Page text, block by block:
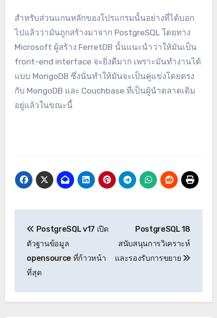
สำหรับส่วนแกนหลักของโปรแกรมนั้นอย่างที่ได้บอก
ไปแล้วว่ามันถูกสร้างมาจาก PostgreSQL โดยทาง
Microsoft ผู้สร้าง FerretDB นั้นแนะนำว่าให้มันเป็น
front-end interface จะยิ่งดีมาก เพราะมันทำงานได้
แบบ MongoDB ซึ่งนั่นทำให้มันจะเป็นคู่แข่งโดยตรง
กับ MongoDB และ Couchbase ที่เป็นผู้นำตลาดเดิม
อยู่แล้วในขณะนี้
PostgreSQL v17 เปิด
ตัวฐานข้อมูล
opensource ที่ก้าวหน้า
ที่สุด
PostgreSQL 18
สนับสนุนการวิเคราะห์
และรองรับการขยาย